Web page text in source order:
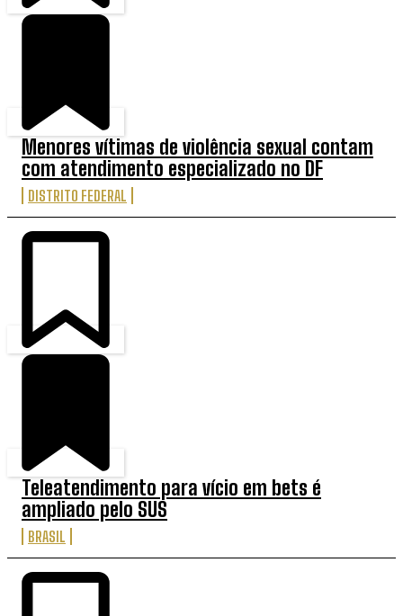
Menores vítimas de violência sexual contam
com atendimento especializado no DF
DISTRITO FEDERAL
Teleatendimento para vício em bets é
ampliado pelo SUS
BRASIL